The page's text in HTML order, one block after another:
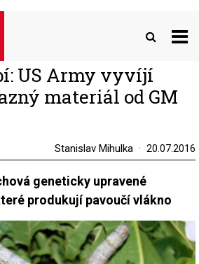
US Army vyvíjí
materiál od GM
Stanislav Mihulka 20.07.2016
geneticky upravené
produkují pavoučí vlákno